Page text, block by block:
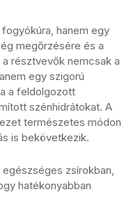
hanem egy
megőrzésére és a
résztvevők nemcsak a
egy szigorú
a feldolgozott
szénhidrátokat. A
természetes módon
is bekövetkezik.
zsírokban,
hatékonyabban